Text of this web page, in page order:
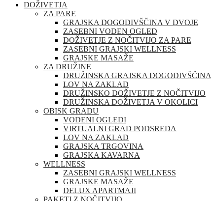
DOŽIVETJA
ZA PARE
GRAJSKA DOGODIVŠČINA V DVOJE
ZASEBNI VODEN OGLED
DOŽIVETJE Z NOČITVIJO ZA PARE
ZASEBNI GRAJSKI WELLNESS
GRAJSKE MASAŽE
ZA DRUŽINE
DRUŽINSKA GRAJSKA DOGODIVŠČINA
LOV NA ZAKLAD
DRUŽINSKO DOŽIVETJE Z NOČITVIJO
DRUŽINSKA DOŽIVETJA V OKOLICI
OBISK GRADU
VODENI OGLEDI
VIRTUALNI GRAD PODSREDA
LOV NA ZAKLAD
GRAJSKA TRGOVINA
GRAJSKA KAVARNA
WELLNESS
ZASEBNI GRAJSKI WELLNESS
GRAJSKE MASAŽE
DELUX APARTMAJI
PAKETI Z NOČITVIJO